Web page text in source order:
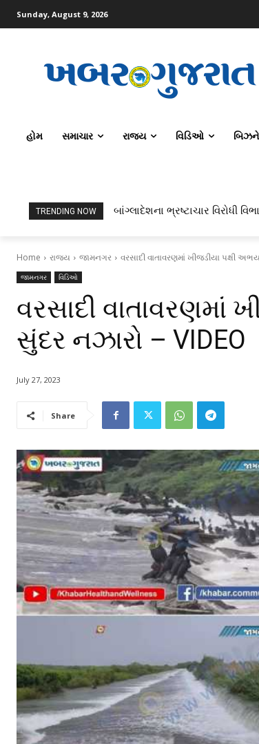
Sunday, August 9, 2026
હોમ સમાચાર રાજ્ય વિડિઓ
TRENDING NOW બાંગ્લાદેશના ભ્રષ્ટાચાર વિરોધી
Home રાજ્ય જામનગર વરસાદી વાતાવરણમાં ખીજડીયા પક્ષી
જામનગર વિડિઓ
વરસાદી વાતાવરણમાં
સુંદર નઝારો – VIDEO
July 27, 2023
Share